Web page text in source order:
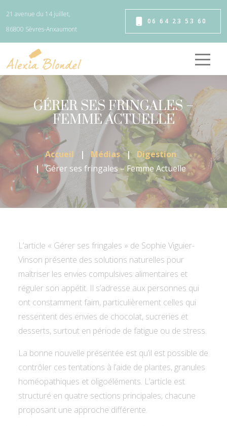
21 avenue du 14 juillet,
86800 Sèvres-Anxaumont
06 64 23 53 60
GÉRER SES FRINGALES –
FEMME ACTUELLE
Accueil Médias
Digestion
Gérer ses fringales – Femme Actuelle
L’article « Gérer ses fringales » de Sophie Viguier-
Vinson présente des solutions naturelles pour
maîtriser les envies compulsives alimentaires et
réguler son appétit. Il s’adresse aux personnes qui
ont constamment faim, particulièrement celles qui
ressentent des envies de chocolat, sucreries et
desserts, surtout en période de fatigue ou de stress.
La bonne nouvelle présentée est qu’il est possible de
contrôler ces tentations à l’aide de plantes, granules
homéopathiques et oligoéléments. L’article est
structuré en quatre sections principales, chacune
proposant une approche différente.